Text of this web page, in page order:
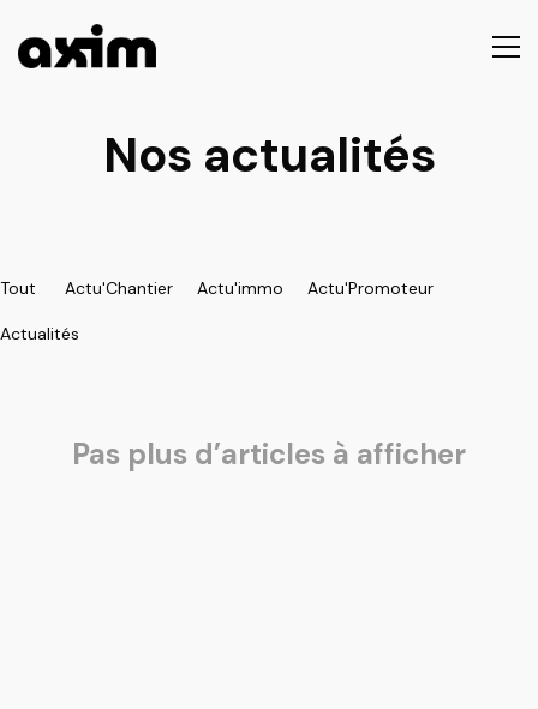
Nos actualités
Tout Actu'Chantier Actu'immo Actu'Promoteur
Actualités
Pas plus d’articles à afficher